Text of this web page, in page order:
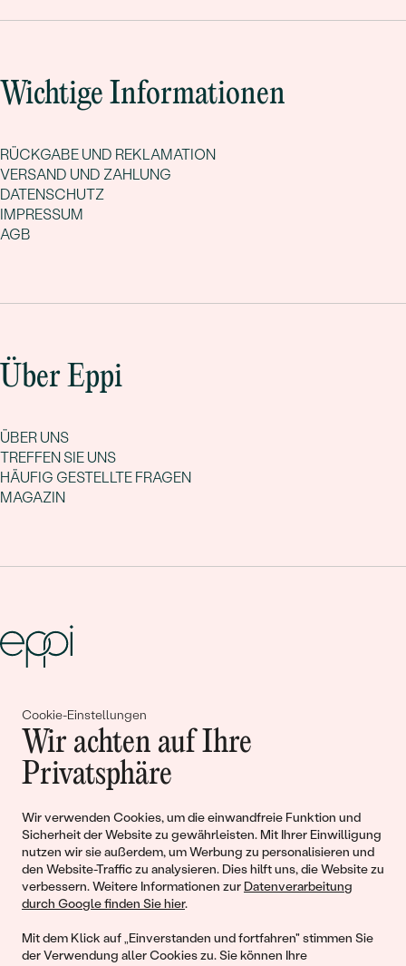
Cookie-Einstellungen
Wir achten auf Ihre
Privatsphäre
Wir verwenden Cookies, um die einwandfreie Funktion und
Sicherheit der Website zu gewährleisten. Mit Ihrer Einwilligung
nutzen wir sie außerdem, um Werbung zu personalisieren und
den Website-Traffic zu analysieren. Dies hilft uns, die Website zu
verbessern. Weitere Informationen zur Datenverarbeitung
durch Google finden Sie hier.
Mit dem Klick auf „Einverstanden und fortfahren" stimmen Sie
der Verwendung aller Cookies zu. Sie können Ihre
Wichtige Informationen
RÜCKGABE UND REKLAMATION
VERSAND UND ZAHLUNG
DATENSCHUTZ
IMPRESSUM
AGB
Über Eppi
ÜBER UNS
TREFFEN SIE UNS
HÄUFIG GESTELLTE FRAGEN
MAGAZIN
Gemeinsam erschaffen wir
Geschichten von Schönheit und
Liebe
Begleiten Sie uns!